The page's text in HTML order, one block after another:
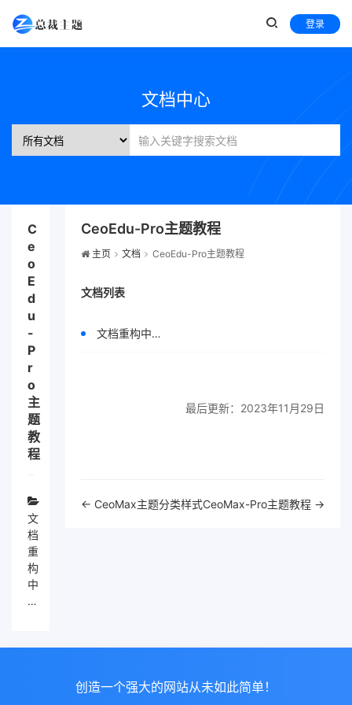
登录
文档中心
C
e
o
E
d
u
-
P
r
o
主
题
教
程
文
档
重
构
中
…
CeoEdu-Pro主题教程
主页 文档 CeoEdu-Pro主题教程
文档列表
文档重构中…
最后更新：2023年11月29日
文
← CeoMax主题分类样式CeoMax-Pro主题教程 →
创造一个强大的网站从未如此简单！